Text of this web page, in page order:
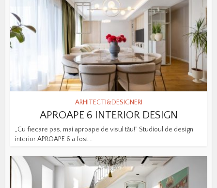
ARHITECTI&DESIGNERI
APROAPE 6 INTERIOR DESIGN
„Cu fiecare pas, mai aproape de visul tău!” Studioul de design
interior APROAPE 6 a fost...